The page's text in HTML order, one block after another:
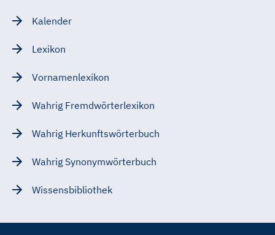
Kalender
Lexikon
Vornamenlexikon
Wahrig Fremdwörterlexikon
Wahrig Herkunftswörterbuch
Wahrig Synonymwörterbuch
Wissensbibliothek